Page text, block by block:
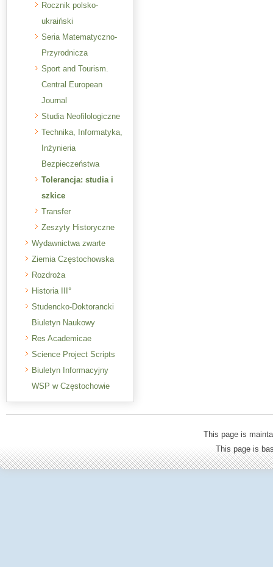
Rocznik polsko-
ukraiński
Seria Matematyczno-
Przyrodnicza
Sport and Tourism.
Central European
Journal
Studia Neofilologiczne
Technika, Informatyka,
Inżynieria
Bezpieczeństwa
Tolerancja: studia i
szkice
Transfer
Zeszyty Historyczne
Wydawnictwa zwarte
Ziemia Częstochowska
Rozdroża
Historia III°
Studencko-Doktorancki
Biuletyn Naukowy
Res Academicae
Science Project Scripts
Biuletyn Informacyjny
WSP w Częstochowie
This page is
This page is